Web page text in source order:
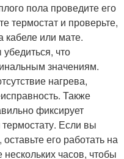
пола проведите его
термостат и проверьте,
кабеле или мате.
что
значениям.
нагрева,
Также
фиксирует
Если вы
его работать на
часов, чтобы